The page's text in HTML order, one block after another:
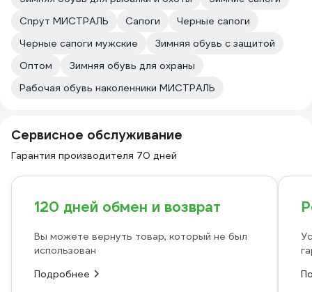
Спрут МИСТРАЛЬ
Сапоги
Черные сапоги
Черные сапоги мужские
Зимняя обувь с защитой
Оптом
Зимняя обувь для охраны
Рабочая обувь наколенники МИСТРАЛЬ
Сервисное обслуживание
Гарантия производителя 70 дней
120 дней обмен и возврат
Вы можете вернуть товар, который не был
использован
Подробнее